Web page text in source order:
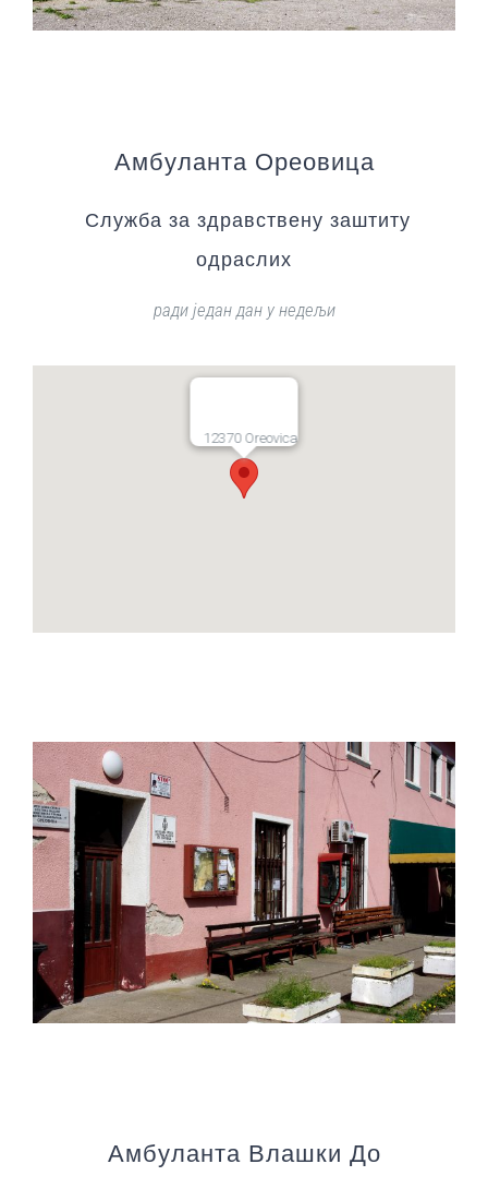
Амбуланта Ореовица
Служба за здравствену заштиту
одраслих
ради један дан у недељи
12370 Oreovica
Амбуланта Влашки До